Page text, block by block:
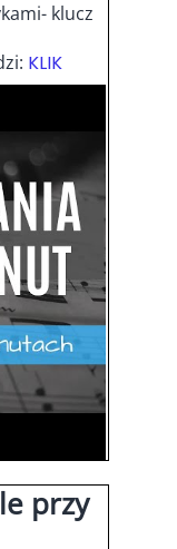
przy
klucz
KLIK